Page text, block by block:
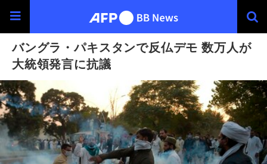
バングラ・パキスタンで反仏デモ 数万人が
大統領発言に抗議